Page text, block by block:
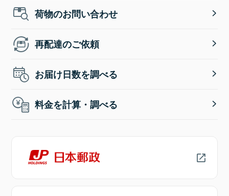
荷物のお問い合わせ
再配達のご依頼
お届け日数を調べる
料金を計算・調べる